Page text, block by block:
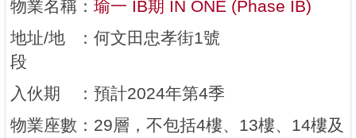
物業名稱 ： 瑜一 IB期 IN ONE (Phase IB)
地址/地
段
： 何文田忠孝街1號
入伙期 ： 預計2024年第4季
物業座數 ： 29層，不包括4樓、13樓、14樓及